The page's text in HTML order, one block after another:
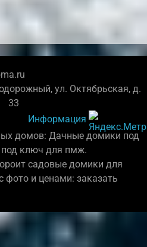
ул. Октябрьская, д.
33
Информация
домов: Дачные домики под
под ключ для пмж.
садовые домики для
фото и ценами: заказать